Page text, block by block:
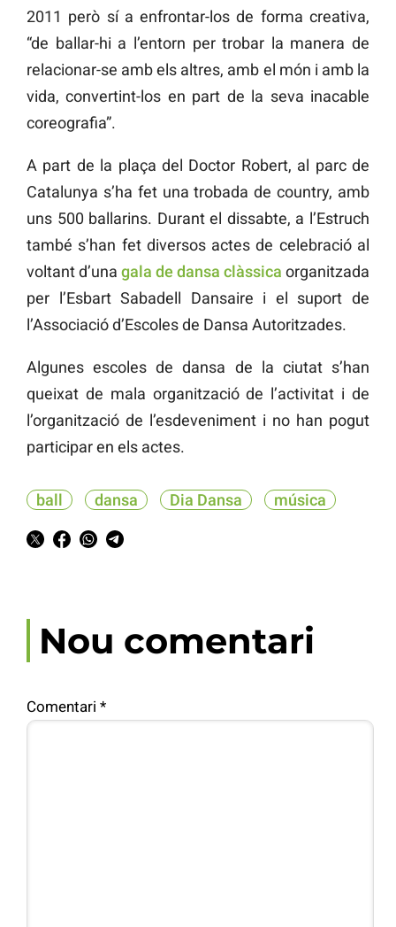
2011 però sí a enfrontar-los de forma creativa,
“de ballar-hi a l’entorn per trobar la manera de
relacionar-se amb els altres, amb el món i amb la
vida, convertint-los en part de la seva inacable
coreografia”.
A part de la plaça del Doctor Robert, al parc de
Catalunya s’ha fet una trobada de country, amb
uns 500 ballarins. Durant el dissabte, a l’Estruch
també s’han fet diversos actes de celebració al
voltant d’una gala de dansa clàssica organitzada
per l’Esbart Sabadell Dansaire i el suport de
l’Associació d’Escoles de Dansa Autoritzades.
Algunes escoles de dansa de la ciutat s’han
queixat de mala organització de l’activitat i de
l’organització de l’esdeveniment i no han pogut
participar en els actes.
ball dansa Dia Dansa música
Nou comentari
Comentari *